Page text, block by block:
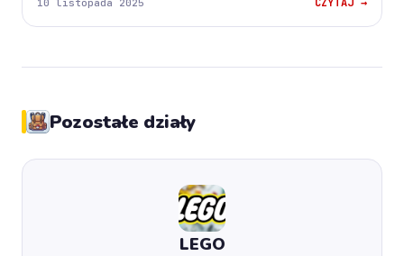
10 listopada 2025
Pozostałe działy
LEGO